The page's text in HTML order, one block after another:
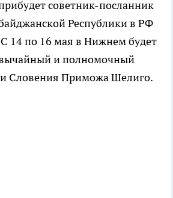
советник-посланник
Республики в РФ
14 по 16 мая в Нижнем будет
и полномочный
Словения Приможа Шелиго.